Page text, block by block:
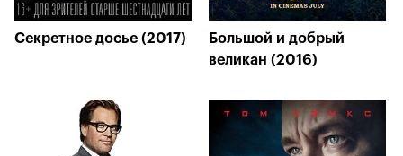
Секретное досье (2017)
Большой и добрый
великан (2016)